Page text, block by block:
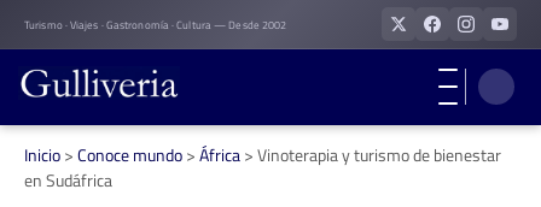
Skip
to
content
Turismo · Viajes · Gastronomía · Cultura — Desde 2002
Inicio>Conoce mundo>África>Vinoterapia y turismo de bienestar
en Sudáfrica